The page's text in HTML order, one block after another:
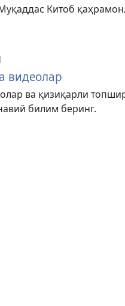
Китоб
видеолар
ва қизиқарли
билим беринг.